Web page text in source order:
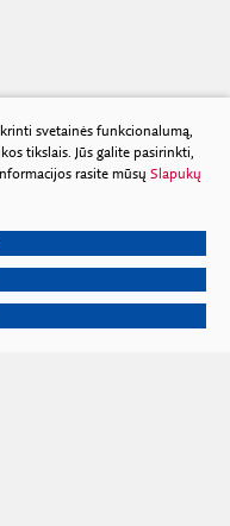
svetainės funkcionalumą,
tikslais. Jūs galite pasirinkti,
rasite mūsų Slapukų